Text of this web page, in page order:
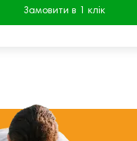
Замовити в 1 клік